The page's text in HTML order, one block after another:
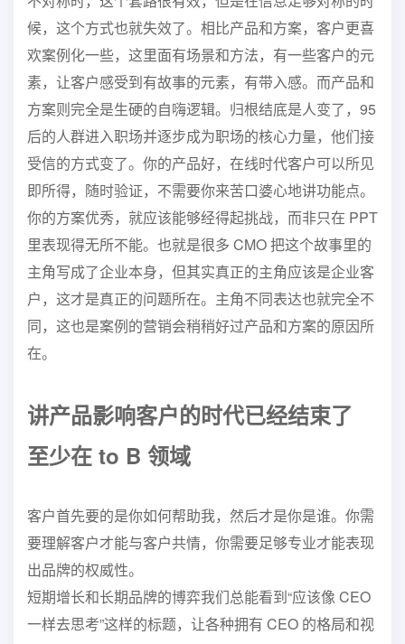
候，这个方式也就失效了。 相比产品和方案，客户更喜
欢案例化一些，这里面有场景和方法， 有一些客户的元
素，让客户感受到有故事的元素，有带入感。而产品和
方案则完全是生硬的自嗨逻辑。 归根结底是人变了，95
后的人群进入职场并逐步成为职场的核心力量，他们接
受信的方式变了。你的产品好，在线时代客户可以所见
即所得，随时验证，不需要你来苦口婆心地讲功能点。
你的方案优秀，就应该能够经得起挑战，而非只在 PPT
里表现得无所不能。 也就是很多 CMO 把这个故事里的
主角写成了企业本身，但其实真正的主角应该是企业客
户，这才是真正的问题所在。主角不同表达也就完全不
同，这也是案例的营销会稍稍好过产品和方案的原因所
在。
讲产品影响客户的时代已经结束了
至少在 to B 领域
客户首先要的是你如何帮助我，然后才是你是谁。你需
要理解客户才能与客户共情，你需要足够专业才能表现
出品牌的权威性。
短期增长和长期品牌的博弈我们总能看到“应该像 CEO
一样去思考”这样的标题，让各种拥有 CEO 的格局和视